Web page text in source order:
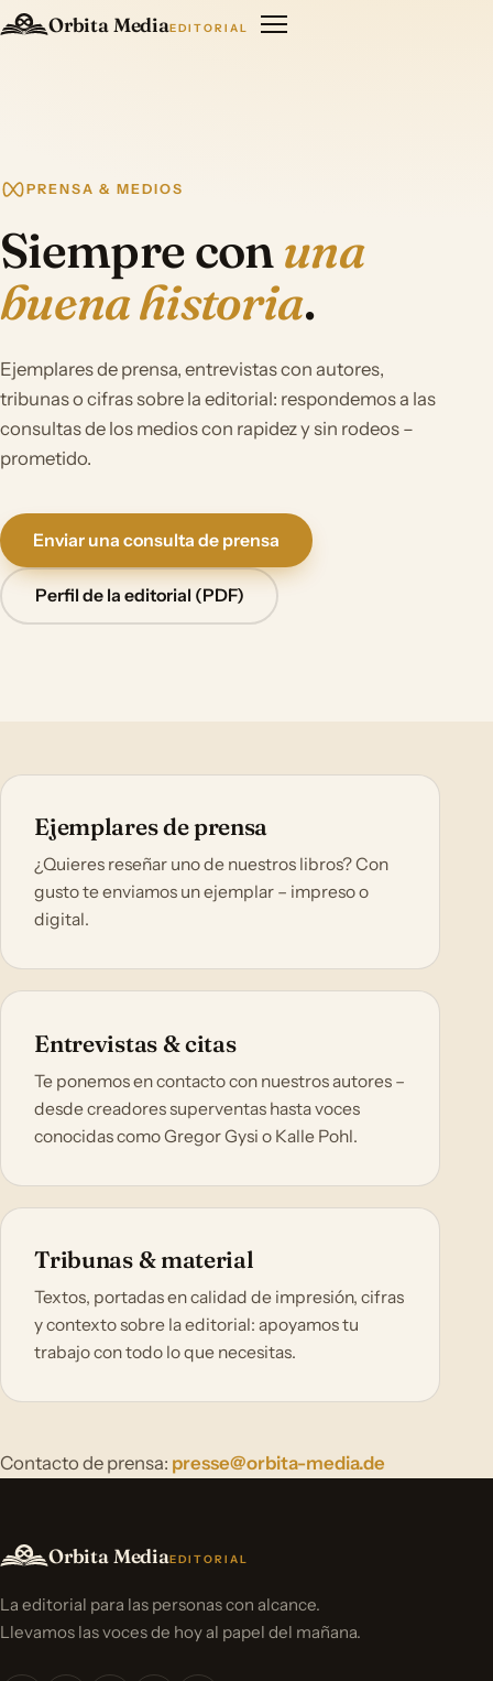
Orbita MediaEDITORIAL
PRENSA & MEDIOS
Siempre conuna
buena historia.
Ejemplares de prensa, entrevistas con autores,
tribunas o cifras sobre la editorial: respondemos a las
consultas de los medios con rapidez y sin rodeos –
prometido.
Enviar una consulta de prensa
Perfil de la editorial (PDF)
Ejemplares de prensa
¿Quieres reseñar uno de nuestros libros? Con
gusto te enviamos un ejemplar – impreso o
digital.
Entrevistas & citas
Te ponemos en contacto con nuestros autores –
desde creadores superventas hasta voces
conocidas como Gregor Gysi o Kalle Pohl.
Tribunas & material
Textos, portadas en calidad de impresión, cifras
y contexto sobre la editorial: apoyamos tu
trabajo con todo lo que necesitas.
Contacto de prensa: presse@orbita-media.de
Orbita MediaEDITORIAL
La editorial para las personas con alcance.
Llevamos las voces de hoy al papel del mañana.